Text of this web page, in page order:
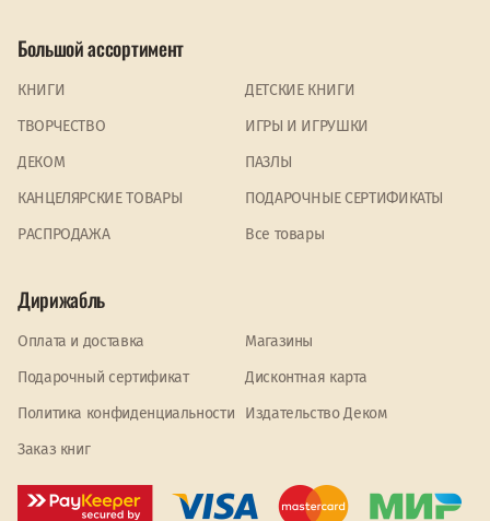
Большой ассортимент
КНИГИ
ДЕТСКИЕ КНИГИ
ТВОРЧЕСТВО
ИГРЫ И ИГРУШКИ
ДЕКОМ
ПАЗЛЫ
КАНЦЕЛЯРСКИЕ ТОВАРЫ
ПОДАРОЧНЫЕ СЕРТИФИКАТЫ
PАСПРОДАЖА
Все товары
Дирижабль
Оплата и доставка
Магазины
Подарочный сертификат
Дисконтная карта
Политика конфиденциальности
Издательство Деком
Заказ книг